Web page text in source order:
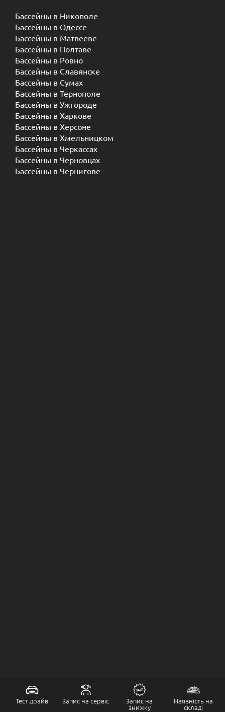
Бассейны в Никополе
Бассейны в Одессе
Бассейны в Матвееве
Бассейны в Полтаве
Бассейны в Ровно
Бассейны в Славянске
Бассейны в Сумах
Бассейны в Тернополе
Бассейны в Ужгороде
Бассейны в Харкове
Бассейны в Херсоне
Бассейны в Хмельницком
Бассейны в Черкассах
Бассейны в Черновцах
Бассейны в Чернигове
Тест драйв Запис на сервіс Запис на
знижку
Наявність на
складі